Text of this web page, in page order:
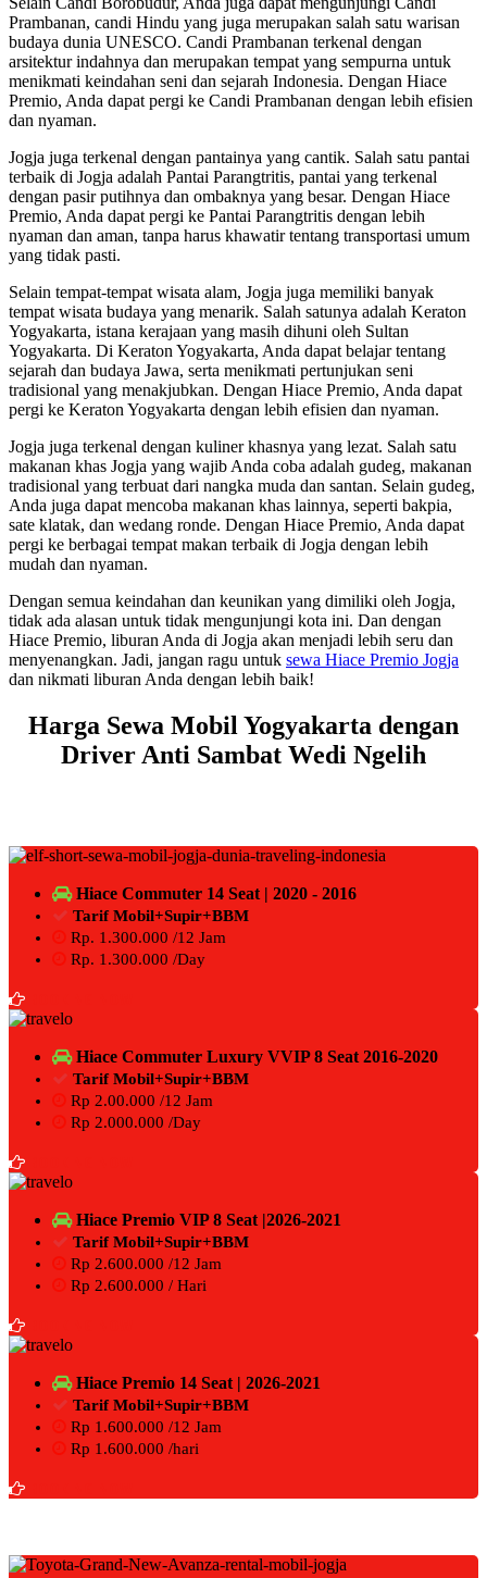
Prambanan, candi Hindu yang juga merupakan salah satu warisan
budaya dunia UNESCO. Candi Prambanan terkenal dengan
arsitektur indahnya dan merupakan tempat yang sempurna untuk
menikmati keindahan seni dan sejarah Indonesia. Dengan Hiace
Premio, Anda dapat pergi ke Candi Prambanan dengan lebih efisien
dan nyaman.
Jogja juga terkenal dengan pantainya yang cantik. Salah satu pantai
terbaik di Jogja adalah Pantai Parangtritis, pantai yang terkenal
dengan pasir putihnya dan ombaknya yang besar. Dengan Hiace
Premio, Anda dapat pergi ke Pantai Parangtritis dengan lebih
nyaman dan aman, tanpa harus khawatir tentang transportasi umum
yang tidak pasti.
Selain tempat-tempat wisata alam, Jogja juga memiliki banyak
tempat wisata budaya yang menarik. Salah satunya adalah Keraton
Yogyakarta, istana kerajaan yang masih dihuni oleh Sultan
Yogyakarta. Di Keraton Yogyakarta, Anda dapat belajar tentang
sejarah dan budaya Jawa, serta menikmati pertunjukan seni
tradisional yang menakjubkan. Dengan Hiace Premio, Anda dapat
pergi ke Keraton Yogyakarta dengan lebih efisien dan nyaman.
Jogja juga terkenal dengan kuliner khasnya yang lezat. Salah satu
makanan khas Jogja yang wajib Anda coba adalah gudeg, makanan
tradisional yang terbuat dari nangka muda dan santan. Selain gudeg,
Anda juga dapat mencoba makanan khas lainnya, seperti bakpia,
sate klatak, dan wedang ronde. Dengan Hiace Premio, Anda dapat
pergi ke berbagai tempat makan terbaik di Jogja dengan lebih
mudah dan nyaman.
Dengan semua keindahan dan keunikan yang dimiliki oleh Jogja,
tidak ada alasan untuk tidak mengunjungi kota ini. Dan dengan
Hiace Premio, liburan Anda di Jogja akan menjadi lebih seru dan
menyenangkan. Jadi, jangan ragu untuk sewa Hiace Premio Jogja
dan nikmati liburan Anda dengan lebih baik!
Harga Sewa Mobil Yogyakarta dengan
Driver Anti Sambat Wedi Ngelih
Hiace Commuter 14 Seat | 2020 - 2016
Tarif Mobil+Supir+BBM
Rp. 1.300.000 /12 Jam
Rp. 1.300.000 /Day
Hiace Commuter Luxury VVIP 8 Seat 2016-2020
Tarif Mobil+Supir+BBM
Rp 2.00.000 /12 Jam
Rp 2.000.000 /Day
Hiace Premio VIP 8 Seat |2026-2021
Tarif Mobil+Supir+BBM
Rp 2.600.000 /12 Jam
Rp 2.600.000 / Hari
Hiace Premio 14 Seat | 2026-2021
Tarif Mobil+Supir+BBM
Rp 1.600.000 /12 Jam
Rp 1.600.000 /hari